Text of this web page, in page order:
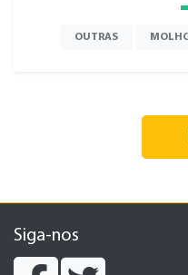
OUTRAS
Siga-nos